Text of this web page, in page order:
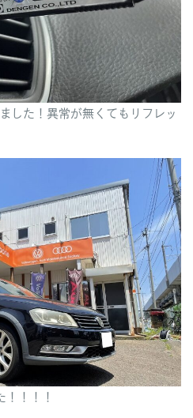
した！異常が無くてもリフレッ
！！！